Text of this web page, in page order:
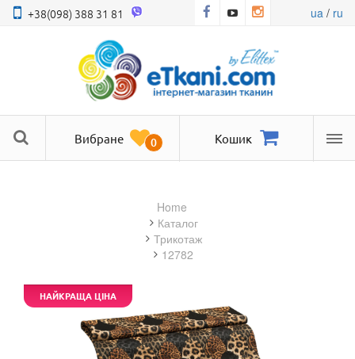
+38(098) 388 31 81 ua/ ru
Вибране 0 Кошик
Home
Каталог
трикотаж
12782
НАЙКРАЩА ЦІНА